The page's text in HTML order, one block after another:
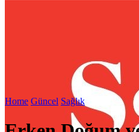
Home Güncel Sağlık